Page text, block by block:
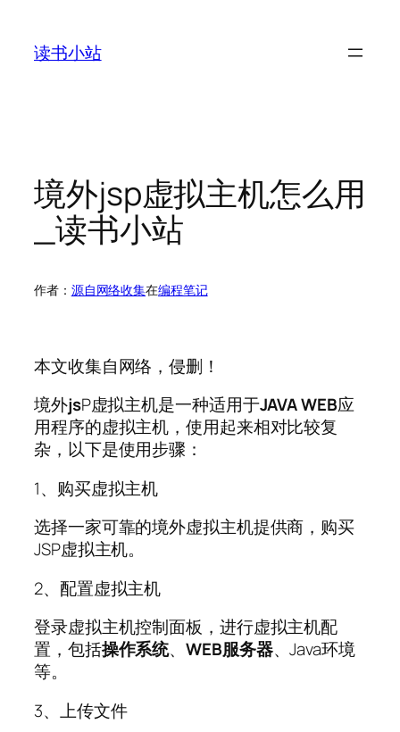
读书小站
境外jsp虚拟主机怎么用
_读书小站
作者： 源自网络收集在编程笔记
本文收集自网络，侵删！
境外jsP虚拟主机是一种适用于JAVA WEB应
用程序的虚拟主机，使用起来相对比较复
杂，以下是使用步骤：
1、购买虚拟主机
选择一家可靠的境外虚拟主机提供商，购买
JSP虚拟主机。
2、配置虚拟主机
登录虚拟主机控制面板，进行虚拟主机配
置，包括操作系统、WEB服务器、Java环境
等。
3、上传文件